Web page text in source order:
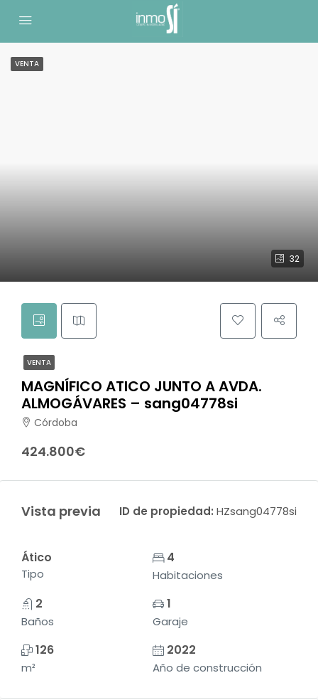
32
VENTA
VENTA
MAGNÍFICO ATICO JUNTO A AVDA.
ALMOGÁVARES – sang04778si
Córdoba
424.800€
Vista previa ID de propiedad: HZsang04778si
Ático
Tipo
4
Habitaciones
2
Baños
1
Garaje
126
m²
2022
Año de construcción